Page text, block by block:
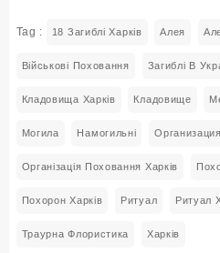
Tag : 18 Загиблі Харків Алея
Військові Поховання Загиблі В
Кладовища Харків Кладовище
Могила Намогильні
Організація Поховання Харків
Похорон Харків Ритуал Ритуал
Траурна Флористика Харків